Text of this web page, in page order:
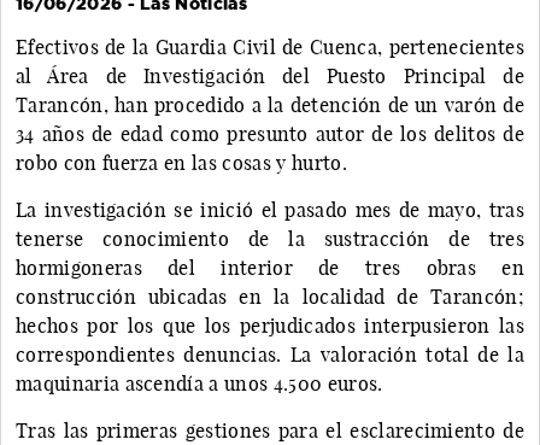
Efectivos de la Guardia Civil de Cuenca, pertenecientes
al Área de Investigación del Puesto Principal de
Tarancón, han procedido a la detención de un varón de
34 años de edad como presunto autor de los delitos de
robo con fuerza en las cosas y hurto.
La investigación se inició el pasado mes de mayo, tras
tenerse conocimiento de la sustracción de tres
hormigoneras del interior de tres obras en
construcción ubicadas en la localidad de Tarancón;
hechos por los que los perjudicados interpusieron las
correspondientes denuncias. La valoración total de la
maquinaria ascendía a unos 4.500 euros.
Tras las primeras gestiones para el esclarecimiento de